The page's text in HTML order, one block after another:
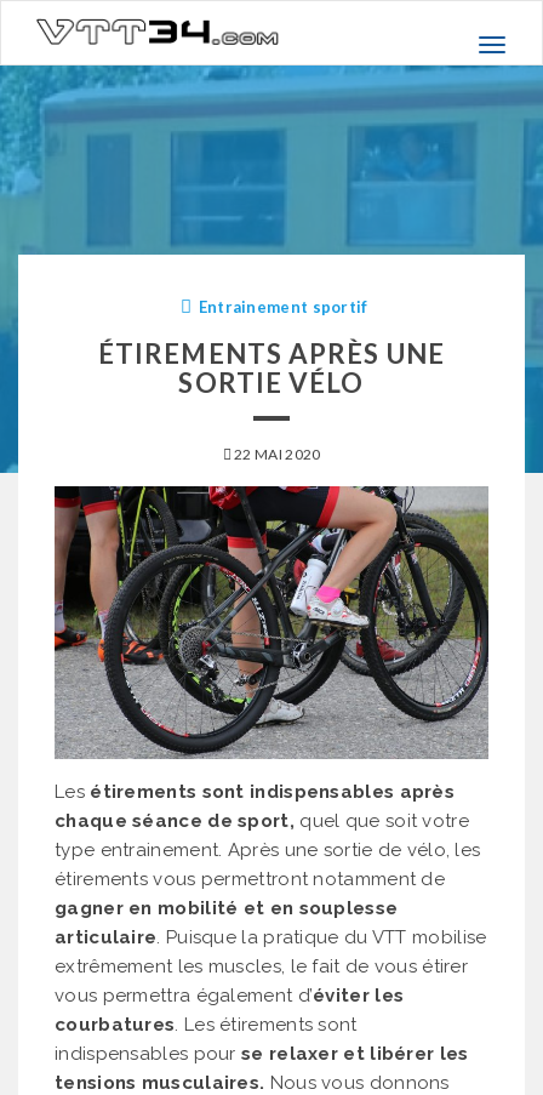
la
Entrainement sportif
ÉTIREMENTS APRÈS UNE
SORTIE VÉLO
22 MAI 2020
Lesétirements sont indispensables après
chaque séance de sport, quel que soit votre
type entrainement. Après une sortie de vélo, les
étirements vous permettront notamment de
gagner en mobilité et en souplesse
articulaire. Puisque la pratique du VTT mobilise
extrêmement les muscles, le fait de vous étirer
vous permettra également d’éviter les
courbatures. Les étirements sont
indispensables pourse relaxer et libérer les
tensions musculaires. Nous vous donnons